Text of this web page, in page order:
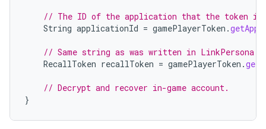
// The ID of the application that the token is
String applicationId = gamePlayerToken .
// Same string as was written in LinkPersona
RecallToken recallToken = gamePlayerToken .
// Decrypt and recover in-game account.
}